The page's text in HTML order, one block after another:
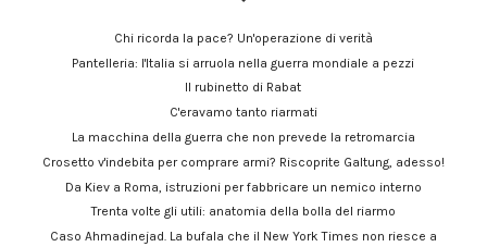
Chi ricorda la pace? Un'operazione di verità
Pantelleria: l'Italia si arruola nella guerra mondiale a pezzi
Il rubinetto di Rabat
C'eravamo tanto riarmati
La macchina della guerra che non prevede la retromarcia
Crosetto v'indebita per comprare armi? Riscoprite Galtung, adesso!
Da Kiev a Roma, istruzioni per fabbricare un nemico interno
Trenta volte gli utili: anatomia della bolla del riarmo
Caso Ahmadinejad. La bufala che il New York Times non riesce a